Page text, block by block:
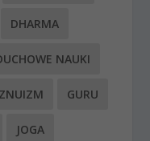
DHARMA
NAUKI
GURU
JOGA